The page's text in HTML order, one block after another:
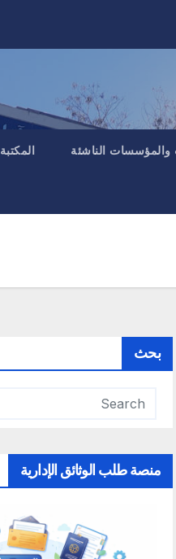
والمؤسسات الناشئة المكتبة
بحث
منصة طلب الوثائق الإدارية